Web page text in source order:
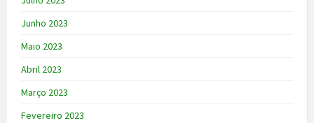
Junho 2023
Maio 2023
Abril 2023
Março 2023
Fevereiro 2023